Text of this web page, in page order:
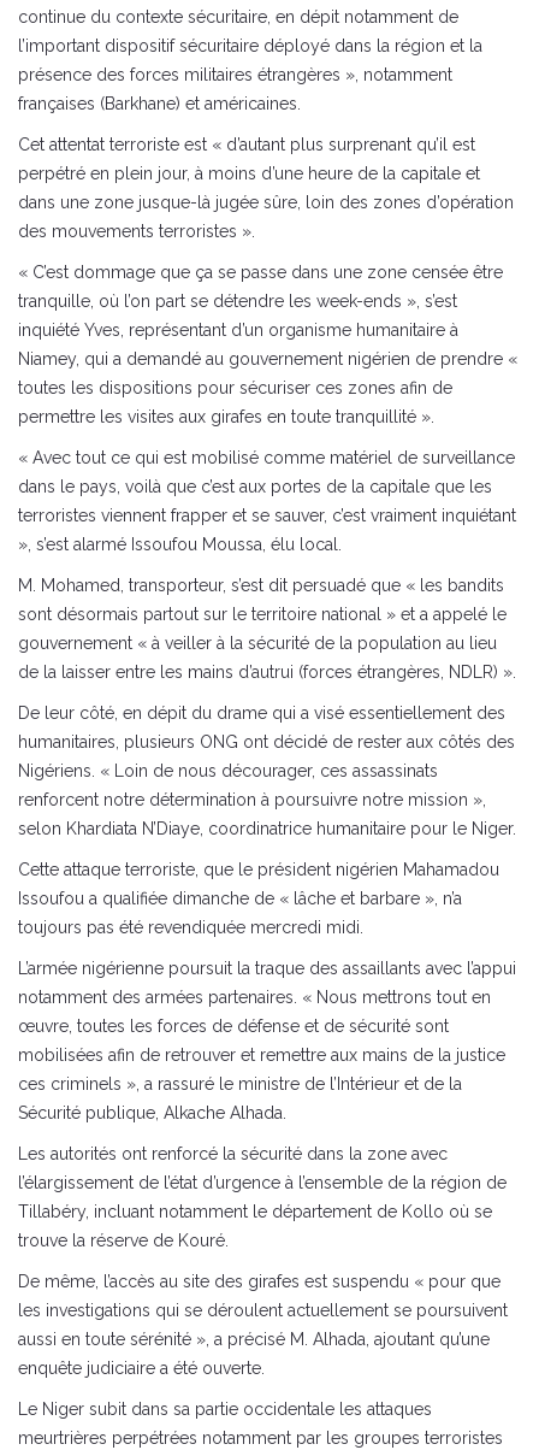
continue du contexte sécuritaire, en dépit notamment de
l’important dispositif sécuritaire déployé dans la région et la
présence des forces militaires étrangères », notamment
françaises (Barkhane) et américaines.
Cet attentat terroriste est « d’autant plus surprenant qu’il est
perpétré en plein jour, à moins d’une heure de la capitale et
dans une zone jusque-là jugée sûre, loin des zones d’opération
des mouvements terroristes ».
« C’est dommage que ça se passe dans une zone censée être
tranquille, où l’on part se détendre les week-ends », s’est
inquiété Yves, représentant d’un organisme humanitaire à
Niamey, qui a demandé au gouvernement nigérien de prendre «
toutes les dispositions pour sécuriser ces zones afin de
permettre les visites aux girafes en toute tranquillité ».
« Avec tout ce qui est mobilisé comme matériel de surveillance
dans le pays, voilà que c’est aux portes de la capitale que les
terroristes viennent frapper et se sauver, c’est vraiment inquiétant
», s’est alarmé Issoufou Moussa, élu local.
M. Mohamed, transporteur, s’est dit persuadé que « les bandits
sont désormais partout sur le territoire national » et a appelé le
gouvernement « à veiller à la sécurité de la population au lieu
de la laisser entre les mains d’autrui (forces étrangères, NDLR) ».
De leur côté, en dépit du drame qui a visé essentiellement des
humanitaires, plusieurs ONG ont décidé de rester aux côtés des
Nigériens. « Loin de nous décourager, ces assassinats
renforcent notre détermination à poursuivre notre mission »,
selon Khardiata N’Diaye, coordinatrice humanitaire pour le Niger.
Cette attaque terroriste, que le président nigérien Mahamadou
Issoufou a qualifiée dimanche de « lâche et barbare », n’a
toujours pas été revendiquée mercredi midi.
L’armée nigérienne poursuit la traque des assaillants avec l’appui
notamment des armées partenaires. « Nous mettrons tout en
œuvre, toutes les forces de défense et de sécurité sont
mobilisées afin de retrouver et remettre aux mains de la justice
ces criminels », a rassuré le ministre de l’Intérieur et de la
Sécurité publique, Alkache Alhada.
Les autorités ont renforcé la sécurité dans la zone avec
l’élargissement de l’état d’urgence à l’ensemble de la région de
Tillabéry, incluant notamment le département de Kollo où se
trouve la réserve de Kouré.
De même, l’accès au site des girafes est suspendu « pour que
les investigations qui se déroulent actuellement se poursuivent
aussi en toute sérénité », a précisé M. Alhada, ajoutant qu’une
enquête judiciaire a été ouverte.
Le Niger subit dans sa partie occidentale les attaques
meurtrières perpétrées notamment par les groupes terroristes